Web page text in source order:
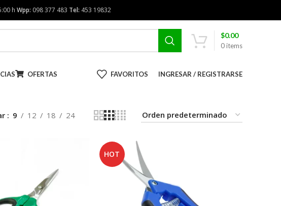
h Wpp: 098 377 483 Tel: 453 19832
0items
$0.00
OFERTAS FAVORITOS INGRESAR / REGISTRARSE
9 12 18 24
HOT